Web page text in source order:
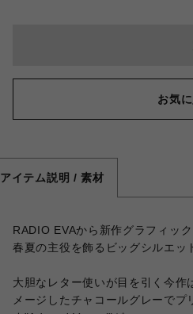
お気
アイテム説明 / 素材
RADIO EVAから新作グラフィッ
春夏の主役を飾るビッグシルエッ
大胆なレター使いが目を引く今作
メージしたチャコールグレーで